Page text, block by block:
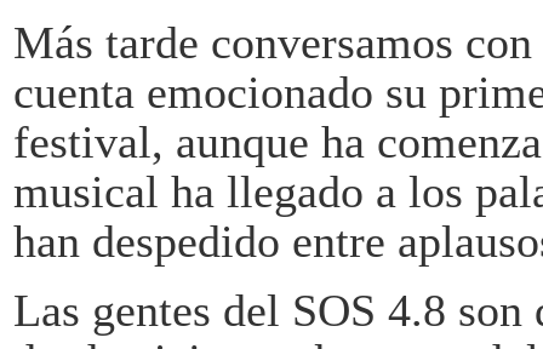
Más tarde conversamos
cuenta emocionado su
festival, aunque ha
musical ha llegado a los
han despedido entre
Las gentes del SOS 4.8